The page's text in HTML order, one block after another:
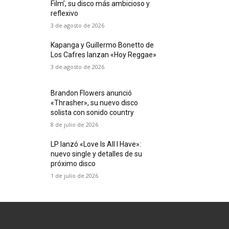
Film’, su disco más ambicioso y
reflexivo
3 de agosto de 2026
Kapanga y Guillermo Bonetto de
Los Cafres lanzan «Hoy Reggae»
3 de agosto de 2026
Brandon Flowers anunció
«Thrasher», su nuevo disco
solista con sonido country
8 de julio de 2026
LP lanzó «Love Is All I Have»:
nuevo single y detalles de su
próximo disco
1 de julio de 2026